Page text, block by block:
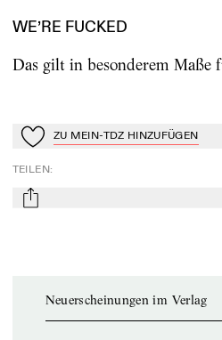
WE’RE FUCKED
Das gilt in besonderem Maße
Zu Mein-TdZ hinzufügen
ZU MEIN-TDZ HINZUFÜGEN
TEILEN:
mail
Neuerscheinungen im Verlag